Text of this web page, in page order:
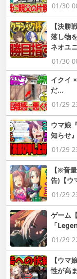
01/30
【決勝
落し物
ネオユ
01/30
イクイ
だ…
01/29
ウマ娘
知らせ』
01/29
【※音
告)【ウ
01/29
ゲーム
「
01/29
【ウマ
性が高